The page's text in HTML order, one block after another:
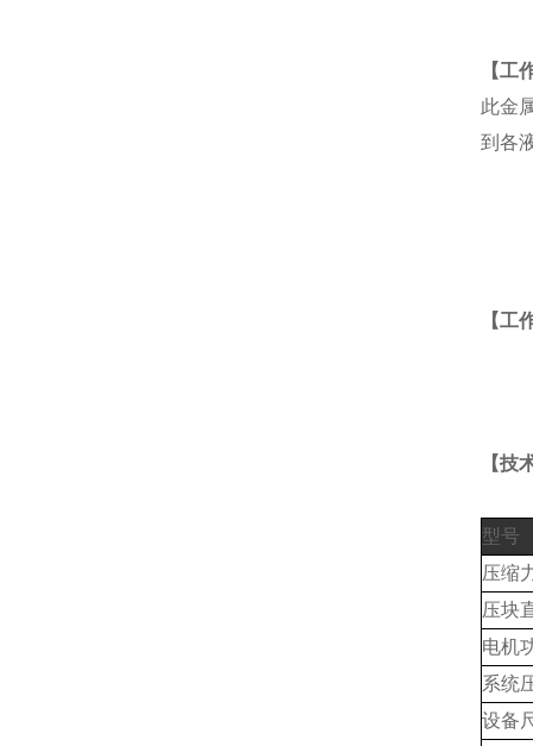
【工
此金
到各
【工
【技
型号
压缩
压块
电机
系统
设备